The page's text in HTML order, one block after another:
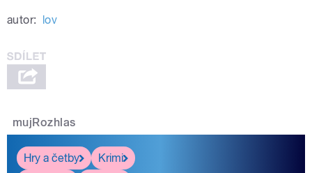
autor: lov
mujRozhlas
Hry a četby
Krimi